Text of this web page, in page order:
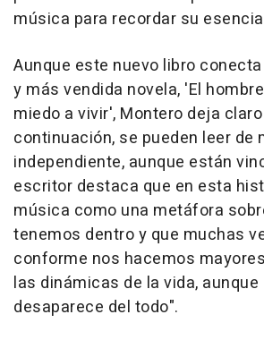
música para recordar su
Aunque este nuevo libro
y más vendida novela, 'El
miedo a vivir', Montero deja
continuación, se pueden leer de
independiente, aunque están
escritor destaca que en esta
música como una metáfora
tenemos dentro y que muchas
conforme nos hacemos
las dinámicas de la vida, aunque
desaparece del todo".